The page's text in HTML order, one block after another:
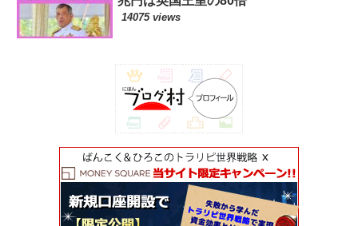
14075 views